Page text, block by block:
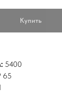
Купить
5400
65